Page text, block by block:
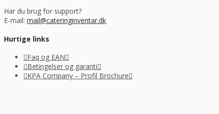
Har du brug for support?
E-mail: mail@cateringinventar.dk
Hurtige links
Faq og EAN
Betingelser og garanti
KPA Company – Profil Brochure